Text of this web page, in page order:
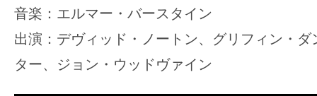
音楽：エルマー・バースタイン
出演：デヴィッド・ノートン、グリフィン・
ター、ジョン・ウッドヴァイン